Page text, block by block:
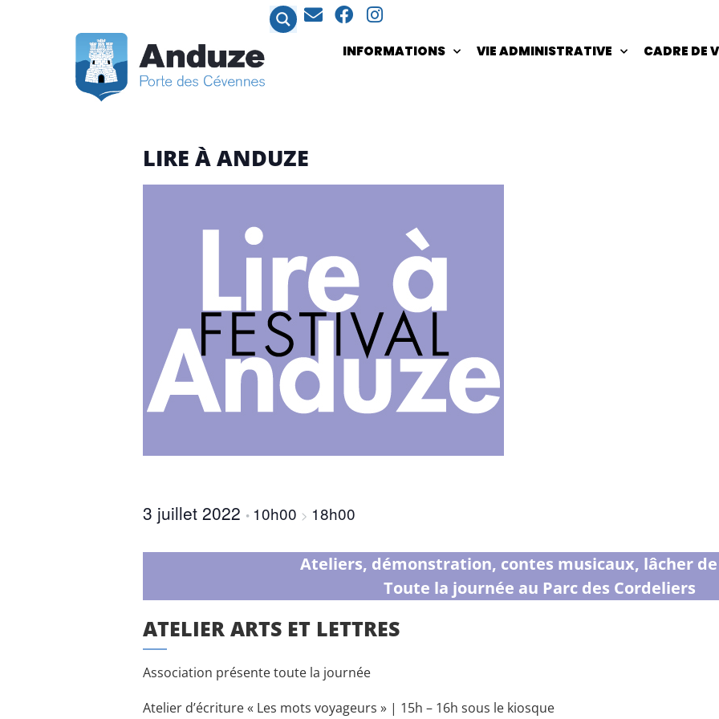
INFORMATIONS VIE ADMINISTRATIVE CADRE DE
LIRE À ANDUZE
3 juillet 2022 • 10h00 > 18h00
Ateliers, démonstration, contes musicaux, lâcher
Toute la journée au Parc des Cordeliers
ATELIER ARTS ET LETTRES
Association présente toute la journée
Atelier d’écriture « Les mots voyageurs » | 15h – 16h sous le kiosque